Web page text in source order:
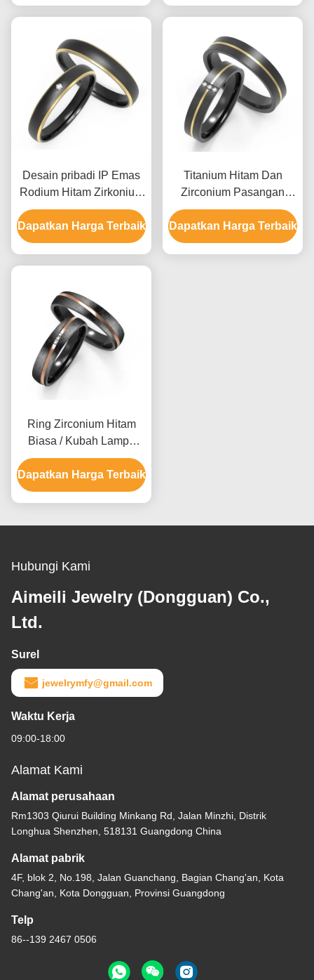
Desain pribadi IP Emas
Rodium Hitam Zirkonium
Cincin Cincin Kawin
Perhiasan
Dapatkan Harga Terbaik
Titanium Hitam Dan
Zirconium Pasangan
Ring Set Dengan Kubic
Zirconia Dua Nada IP
Emas
Dapatkan Harga Terbaik
Ring Zirconium Hitam
Biasa / Kubah Lampu
Polish / Satin Finish
Ukuran yang dapat
disesuaikan
Dapatkan Harga Terbaik
Hubungi Kami
Aimeili Jewelry (Dongguan) Co.,
Ltd.
Surel
jewelrymfy@gmail.com
Waktu Kerja
09:00-18:00
Alamat Kami
Alamat perusahaan
Rm1303 Qiurui Building Minkang Rd, Jalan Minzhi, Distrik
Longhua Shenzhen, 518131 Guangdong China
Alamat pabrik
4F, blok 2, No.198, Jalan Guanchang, Bagian Chang'an, Kota
Chang'an, Kota Dongguan, Provinsi Guangdong
Telp
86--139 2467 0506